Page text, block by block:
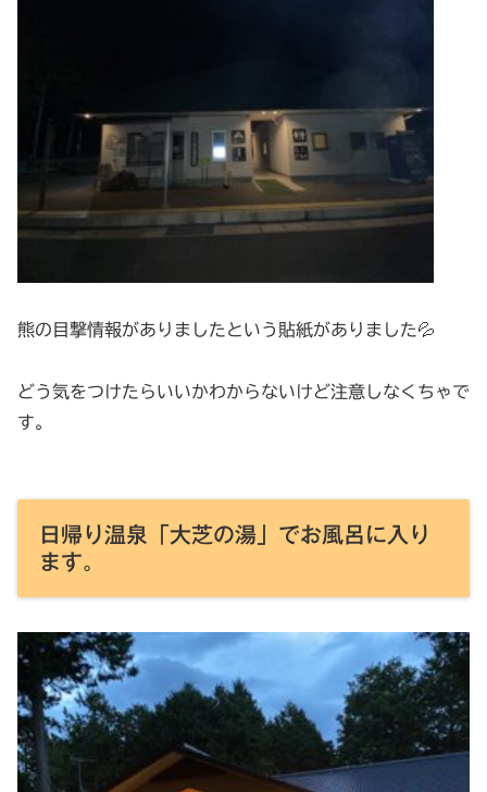
熊の目撃情報がありましたという貼紙がありました💦
どう気をつけたらいいかわからないけど注意しなくちゃで
す。
日帰り温泉「大芝の湯」でお風呂に入り
ます。